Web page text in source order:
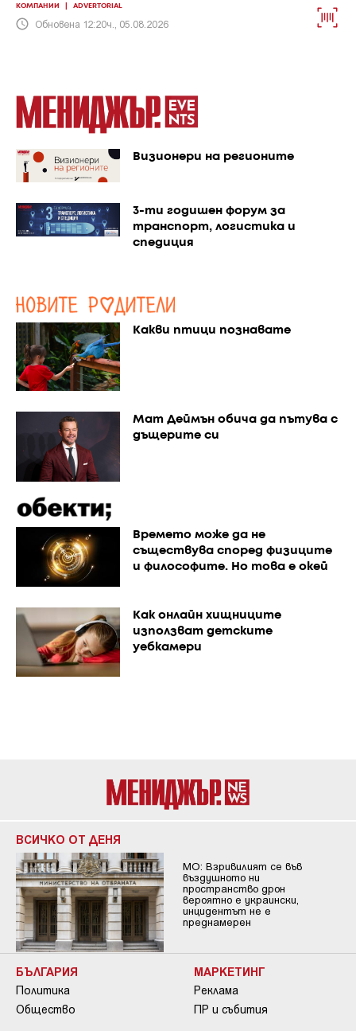
КОМПАНИИ ADVERTORIAL
Обновена 12:20ч., 05.08.2026
Визионери на регионите
3-ти годишен форум за
транспорт, логистика и
спедиция
Какви птици познавате
Мат Деймън обича да пътува с
дъщерите си
Времето може да не
съществува според физиците
и философите. Но това е окей
Как онлайн хищниците
използват детските
уебкамери
ВСИЧКО ОТ ДЕНЯ
МО: Взривилият се във
въздушното ни
пространство дрон
вероятно е украински,
инцидентът не е
преднамерен
БЪЛГАРИЯ
Политика
Общество
МАРКЕТИНГ
Реклама
ПР и събития